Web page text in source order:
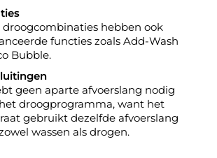
droogcombinaties hebben ook
functies zoals Add-Wash
Bubble.
geen aparte afvoerslang nodig
droogprogramma, want het
gebruikt dezelfde afvoerslang
wassen als drogen.